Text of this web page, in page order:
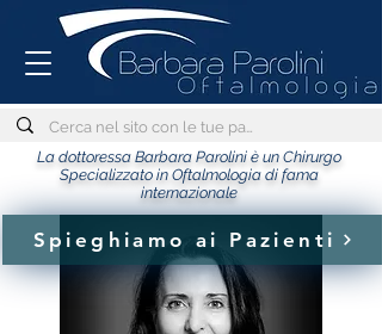
La dottoressa Barbara Parolini è un Chirurgo
Specializzato in Oftalmologia di fama
internazionale
Spieghiamo ai Pazienti